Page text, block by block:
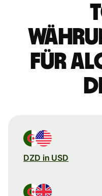
für
DZD in USD